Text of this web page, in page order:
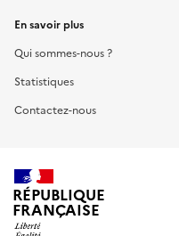
En savoir plus
Qui sommes-nous ?
Statistiques
Contactez-nous
RÉPUBLIQUE
FRANÇAISE